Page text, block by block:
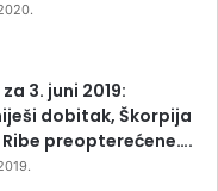
3. juni 2019:
dobitak, Škorpija
preopterećene….